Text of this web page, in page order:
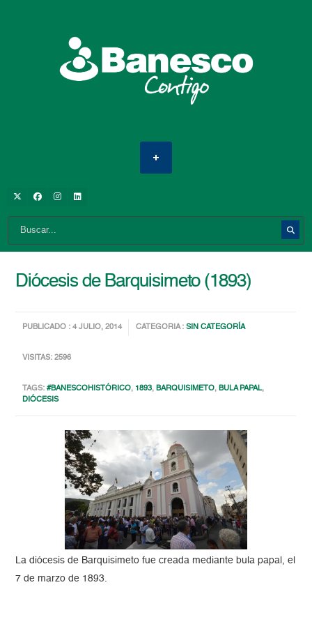
Diócesis de Barquisimeto (1893)
PUBLICADO : 4 JULIO, 2014 CATEGORIA :SIN CATEGORÍA
VISITAS: 2596
TAGS:#BANESCOHISTÓRICO, 1893,BARQUISIMETO,BULA PAPAL,
DIÓCESIS
La diócesis de Barquisimeto fue creada mediante bula papal, el
7 de marzo de 1893.